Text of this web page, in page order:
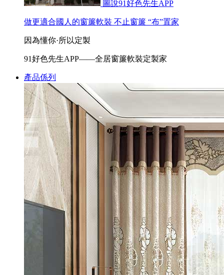
圖說91好色先生APP
做更適合國人的窗簾軟裝 不止窗簾 “布”置家
因為懂你·所以定製
91好色先生APP——全居窗簾軟裝定製家
產品係列